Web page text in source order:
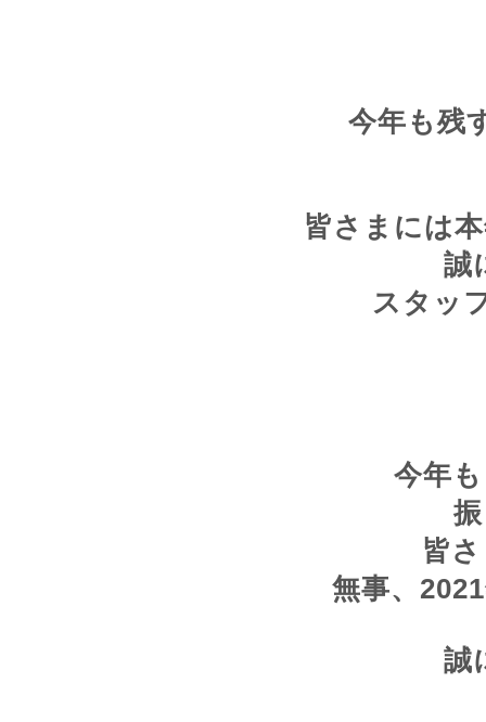
今年も残
皆さまには
誠
スタッ
今年
皆
無事、
誠